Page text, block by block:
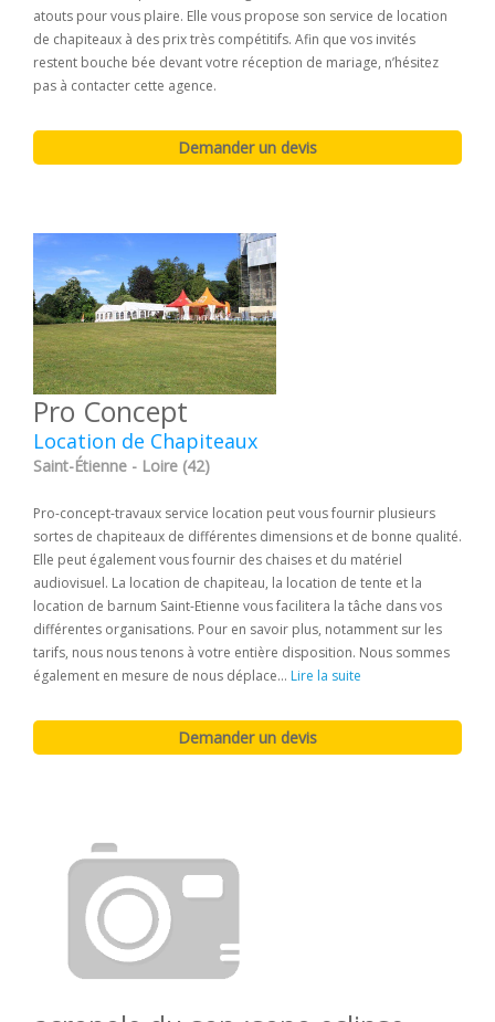
atouts pour vous plaire. Elle vous propose son service de location
de chapiteaux à des prix très compétitifs. Afin que vos invités
restent bouche bée devant votre réception de mariage, n’hésitez
pas à contacter cette agence.
Pro Concept
Location de Chapiteaux
Saint-Étienne - Loire (42)
Pro-concept-travaux service location peut vous fournir plusieurs
sortes de chapiteaux de différentes dimensions et de bonne qualité.
Elle peut également vous fournir des chaises et du matériel
audiovisuel. La location de chapiteau, la location de tente et la
location de barnum Saint-Etienne vous facilitera la tâche dans vos
différentes organisations. Pour en savoir plus, notamment sur les
tarifs, nous nous tenons à votre entière disposition. Nous sommes
également en mesure de nous déplace... Lire la suite